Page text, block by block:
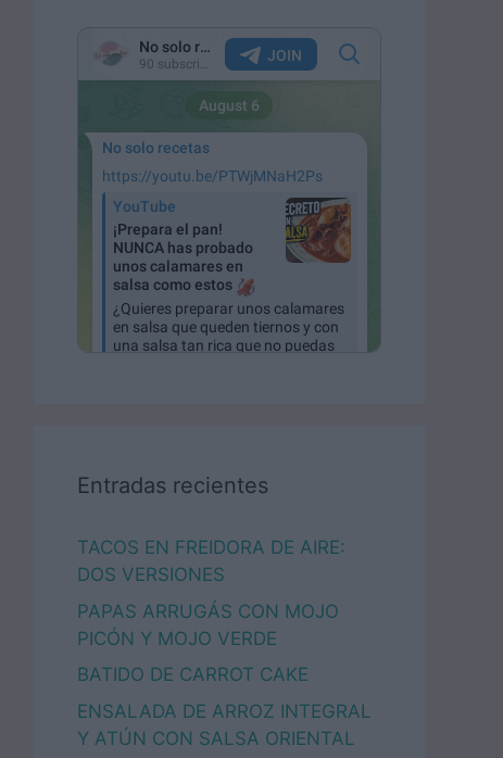
Entradas recientes
TACOS EN FREIDORA DE AIRE:
DOS VERSIONES
PAPAS ARRUGÁS CON MOJO
PICÓN Y MOJO VERDE
BATIDO DE CARROT CAKE
ENSALADA DE ARROZ INTEGRAL
Y ATÚN CON SALSA ORIENTAL